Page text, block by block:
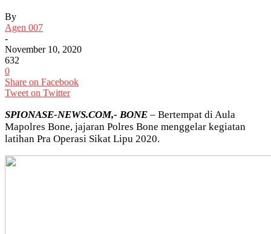
By
Agen 007
-
November 10, 2020
632
0
Share on Facebook
Tweet on Twitter
SPIONASE-NEWS.COM,- BONE – Bertempat di Aula
Mapolres Bone, jajaran Polres Bone menggelar kegiatan
latihan Pra Operasi Sikat Lipu 2020.